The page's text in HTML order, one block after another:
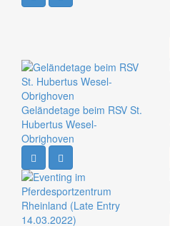
Geländetage beim RSV St.
Hubertus Wesel-
Obrighoven